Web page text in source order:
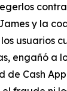
y la
usuarios
engañó a
de Cash